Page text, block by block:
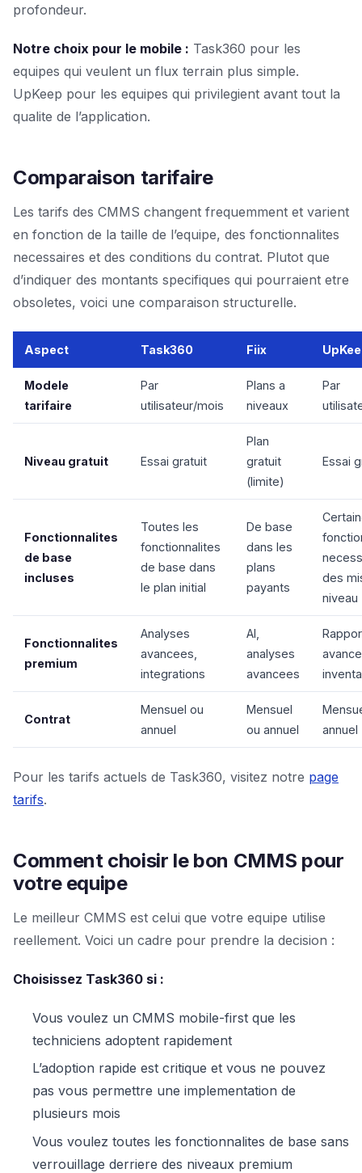
profondeur.
Notre choix pour le mobile : Task360 pour les
equipes qui veulent un flux terrain plus simple.
UpKeep pour les equipes qui privilegient avant tout la
qualite de l’application.
Comparaison tarifaire
Les tarifs des CMMS changent frequemment et varient
en fonction de la taille de l’equipe, des fonctionnalites
necessaires et des conditions du contrat. Plutot que
d’indiquer des montants specifiques qui pourraient etre
obsoletes, voici une comparaison structurelle.
Aspect Task360 Fiix
Modele
tarifaire
Par
utilisateur/mois
Plans a
niveaux
Par
Niveau gratuit Essai gratuit
Plan
gratuit
(limite)
Essai
Fonctionnalites
de base
incluses
Toutes les
fonctionnalites
de base dans
le plan initial
De base
dans les
plans
payants
des
niveau
Fonctionnalites
premium
Analyses
avancees,
integrations
AI,
analyses
avancees
Contrat
Mensuel ou
annuel
Mensuel
ou annuel
annuel
Pour les tarifs actuels de Task360, visitez notre page
tarifs.
Comment choisir le bon CMMS pour
votre equipe
Le meilleur CMMS est celui que votre equipe utilise
reellement. Voici un cadre pour prendre la decision :
Choisissez Task360 si :
Vous voulez un CMMS mobile-first que les
techniciens adoptent rapidement
L’adoption rapide est critique et vous ne pouvez
pas vous permettre une implementation de
plusieurs mois
Vous voulez toutes les fonctionnalites de base sans
verrouillage derriere des niveaux premium